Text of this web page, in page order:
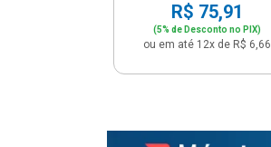
R$ 75,91
(5% de Desconto no PIX)
ou em até 12x de R$ 6,66